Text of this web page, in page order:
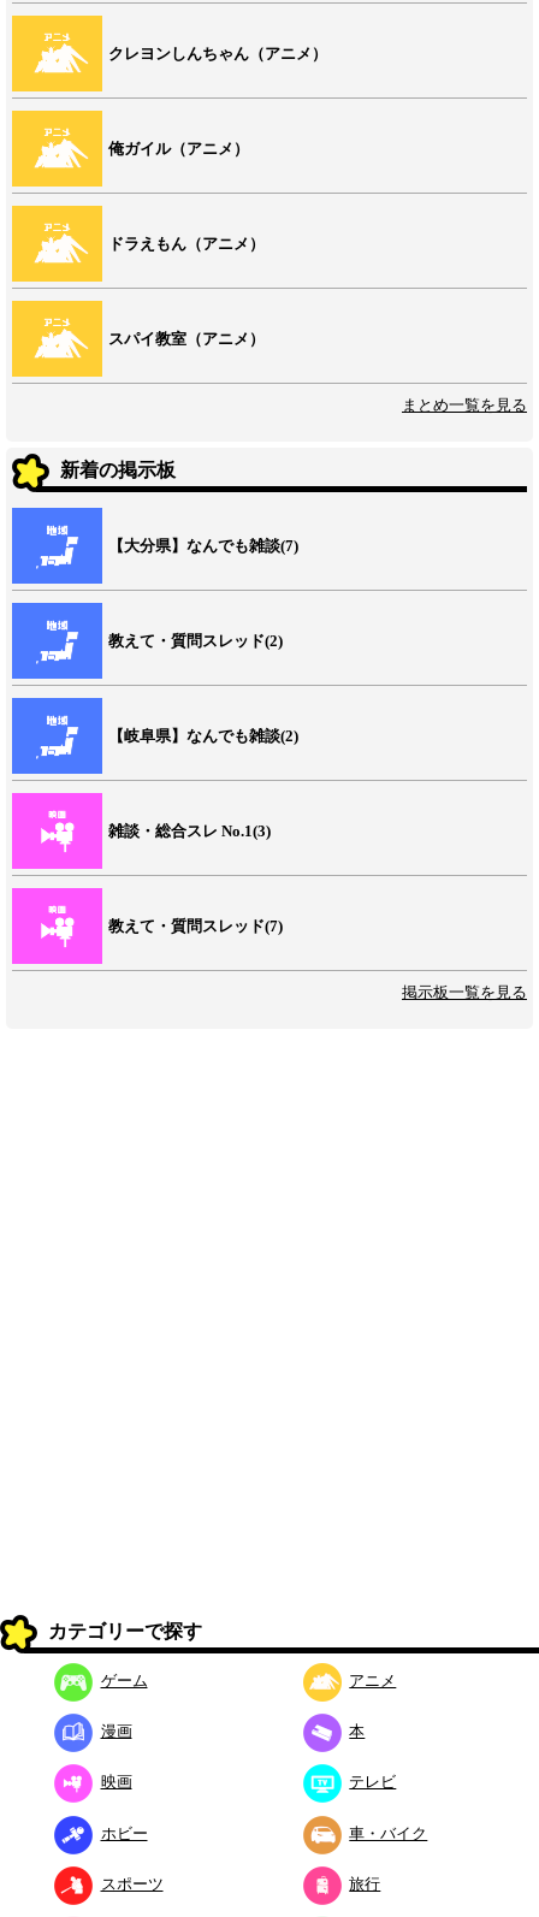
クレヨンしんちゃん（アニメ）
俺ガイル（アニメ）
ドラえもん（アニメ）
スパイ教室（アニメ）
まとめ一覧を見る
新着の掲示板
【大分県】なんでも雑談(7)
教えて・質問スレッド(2)
【岐阜県】なんでも雑談(2)
雑談・総合スレ No.1(3)
教えて・質問スレッド(7)
掲示板一覧を見る
カテゴリーで探す
ゲーム アニメ
漫画 本
映画 テレビ
ホビー 車・バイク
スポーツ 旅行